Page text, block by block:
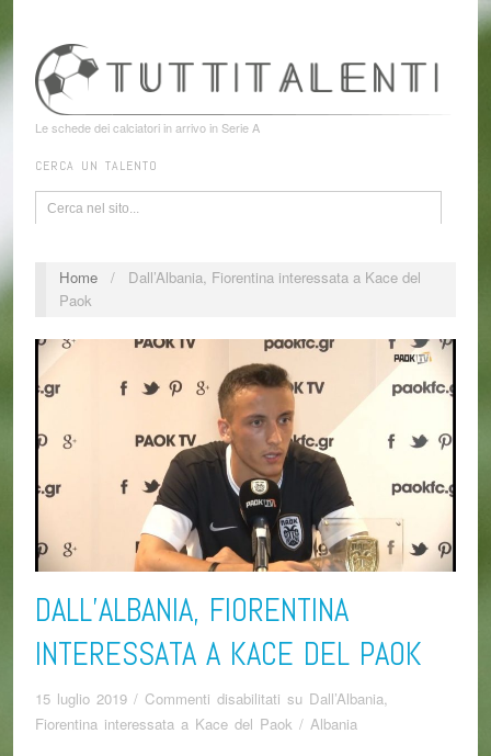
Le schede dei calciatori in arrivo in Serie A
CERCA UN TALENTO
Home /
Dall’Albania, Fiorentina interessata a Kace del
Paok
DALL’ALBANIA, FIORENTINA
INTERESSATA A KACE DEL PAOK
15 luglio 2019 / Commenti disabilitati su Dall’Albania,
Fiorentina interessata a Kace del Paok / Albania